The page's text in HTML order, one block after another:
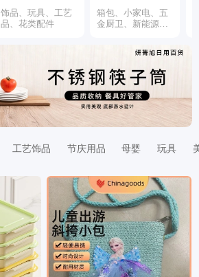
饰品、玩具、工艺
品、花类配件
箱包、小家电、五
金厨卫、新能源、
工艺饰品 节庆用品 母婴 玩具